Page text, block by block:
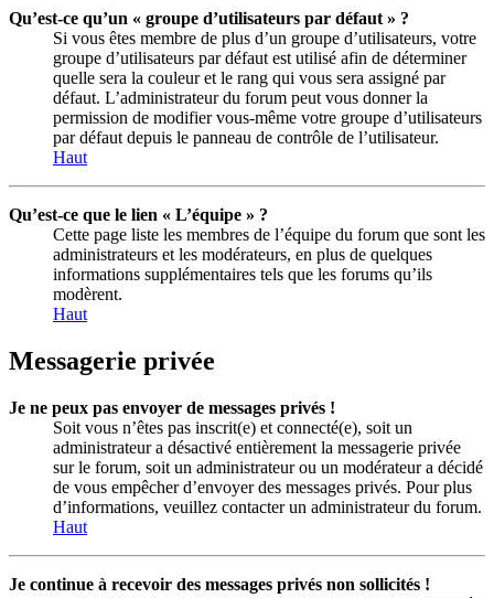
Qu’est-ce qu’un « groupe d’utilisateurs par défaut » ?
Si vous êtes membre de plus d’un groupe d’utilisateurs, votre
groupe d’utilisateurs par défaut est utilisé afin de déterminer
quelle sera la couleur et le rang qui vous sera assigné par
défaut. L’administrateur du forum peut vous donner la
permission de modifier vous-même votre groupe d’utilisateurs
par défaut depuis le panneau de contrôle de l’utilisateur.
Haut
Qu’est-ce que le lien « L’équipe » ?
Cette page liste les membres de l’équipe du forum que sont les
administrateurs et les modérateurs, en plus de quelques
informations supplémentaires tels que les forums qu’ils
modèrent.
Haut
Messagerie privée
Je ne peux pas envoyer de messages privés !
Soit vous n’êtes pas inscrit(e) et connecté(e), soit un
administrateur a désactivé entièrement la messagerie privée
sur le forum, soit un administrateur ou un modérateur a décidé
de vous empêcher d’envoyer des messages privés. Pour plus
d’informations, veuillez contacter un administrateur du forum.
Haut
Je continue à recevoir des messages privés non sollicités !